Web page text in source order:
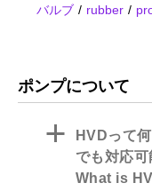
バルブ
rubber
ポンプについて
a
HVDって
でも対応可
What is